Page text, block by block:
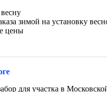
зимой на установку
цены